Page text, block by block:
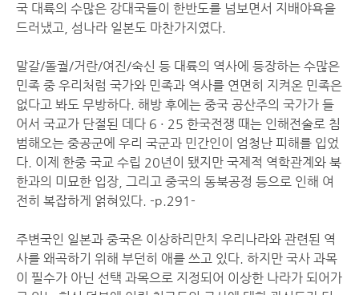
국 대륙의 수많은 강대국들이 한반도를 넘보면서 지배야욕을
드러냈고, 섬나라 일본도 마찬가지였다.
말갈/돌궐/거란/여진/숙신 등 대륙의 역사에 등장하는 수많은
민족 중 우리처럼 국가와 민족과 역사를 연면히 지켜온 민족은
없다고 봐도 무방하다. 해방 후에는 중국 공산주의 국가가 들
어서 국교가 단절된 데다 6 · 25 한국전쟁 때는 인해전술로 침
범해오는 중공군에 우리 국군과 민간인이 엄청난 피해를 입었
다. 이제 한중 국교 수립 20년이 됐지만 국제적 역학관계와 북
한과의 미묘한 입장, 그리고 중국의 동북공정 등으로 인해 여
전히 복잡하게 얽혀있다. -p.291-
주변국인 일본과 중국은 이상하리만치 우리나라와 관련된 역
사를 왜곡하기 위해 부던히 애를 쓰고 있다. 하지만 국사 과목
이 필수가 아닌 선택 과목으로 지정되어 이상한 나라가 되어가